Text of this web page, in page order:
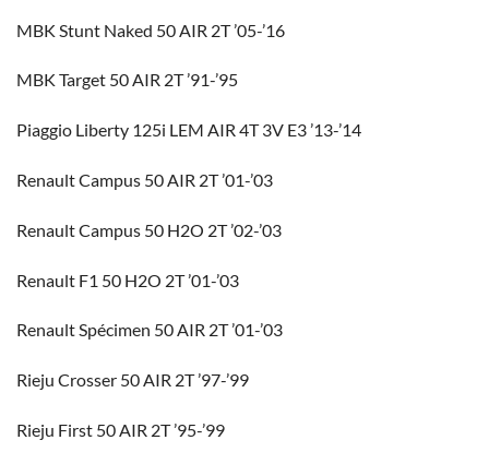
MBK Stunt Naked 50 AIR 2T ’05-’16
MBK Target 50 AIR 2T ’91-’95
Piaggio Liberty 125i LEM AIR 4T 3V E3 ’13-’14
Renault Campus 50 AIR 2T ’01-’03
Renault Campus 50 H2O 2T ’02-’03
Renault F1 50 H2O 2T ’01-’03
Renault Spécimen 50 AIR 2T ’01-’03
Rieju Crosser 50 AIR 2T ’97-’99
Rieju First 50 AIR 2T ’95-’99